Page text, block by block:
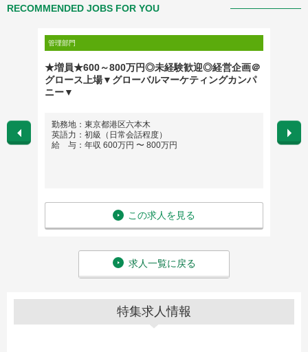
RECOMMENDED JOBS FOR YOU
管理部門
★増員★600～800万円◎未経験歓迎◎経営企画＠
グロース上場▼グローバルマーケティングカンパ
ニー▼
勤務地：東京都港区六本木
英語力：初級（日常会話程度）
給 与：年収 600万円 〜 800万円
この求人を見る
勤務
英語
給 与
求人一覧に戻る
特集求人情報